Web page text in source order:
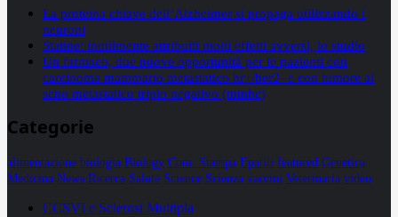
La proteina chiave dell’Alzheimer si propaga utilizzando i
neuroni
Statine: inutilmente attribuiti molti effetti avversi, lo studio
Un farmaco, due nuove opportunità per le pazienti con
carcinoma mammario metastatico hr+/her2- e con tumore al
seno metastatico triplo negativo (mtnbc)
Categorie
alimentazione biologia Biology Com. Stampa Epatiti featured Genetica
Medicina News Ricerca Salute Science Scienza vaccini Veterinaria video
CCSVI e Sclerosi Multipla